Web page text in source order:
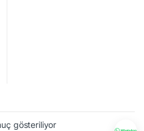
gösteriliyor